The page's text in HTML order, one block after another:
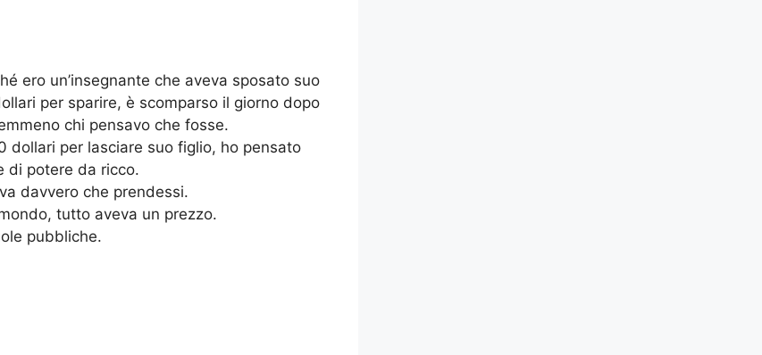
ero un’insegnante che aveva sposato suo
per sparire, è scomparso il giorno dopo
chi pensavo che fosse.
dollari per lasciare suo figlio, ho pensato
di potere da ricco.
davvero che prendessi.
tutto aveva un prezzo.
pubbliche.